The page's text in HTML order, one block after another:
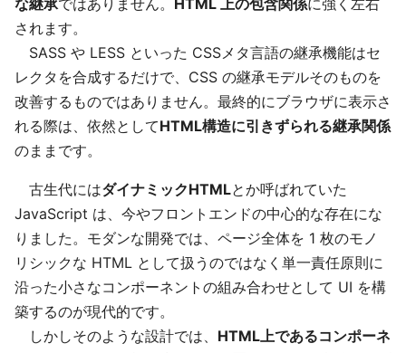
な継承ではありません。 HTML 上の包含関係に強く左右
されます。
SASS や LESS といった CSSメタ言語の継承機能はセ
レクタを合成するだけで、CSS の継承モデルそのものを
改善するものではありません。最終的にブラウザに表示さ
れる際は、依然としてHTML構造に引きずられる継承関係
のままです。
古生代にはダイナミックHTMLとか呼ばれていた
JavaScript は、今やフロントエンドの中心的な存在にな
りました。モダンな開発では、ページ全体を 1 枚のモノ
リシックな HTML として扱うのではなく単一責任原則に
沿った小さなコンポーネントの組み合わせとして UI を構
築するのが現代的です。
しかしそのような設計では、 HTML上であるコンポーネ